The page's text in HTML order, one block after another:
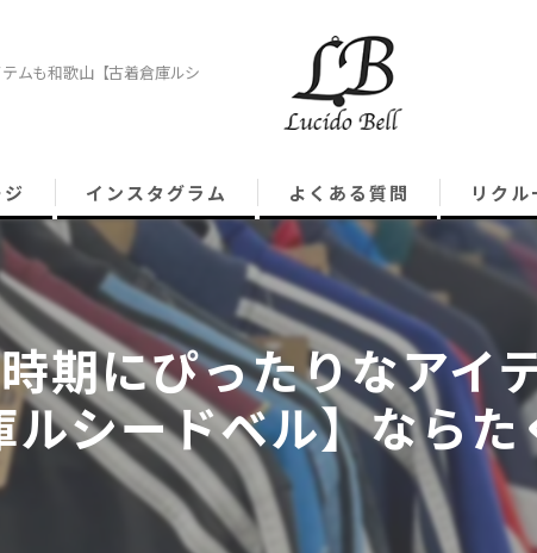
ムも和歌山【古着倉庫ルシ
インスタグラム よくある質問 リクル
期にぴったりなアイ
シードベル】ならた